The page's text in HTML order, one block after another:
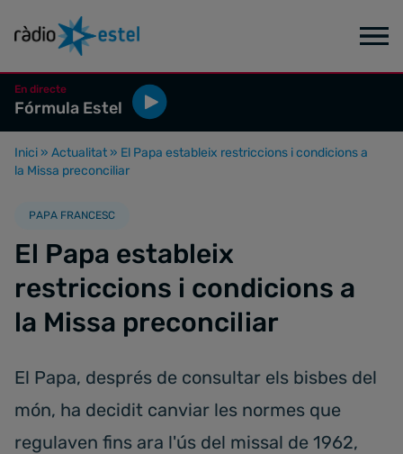
En directe
Fórmula Estel
Inici » Actualitat » El Papa estableix restriccions i condicions a
la Missa preconciliar
PAPA FRANCESC
El Papa estableix
restriccions i condicions a
la Missa preconciliar
El Papa, després de consultar els bisbes del
món, ha decidit canviar les normes que
regulaven fins ara l'ús del missal de 1962,